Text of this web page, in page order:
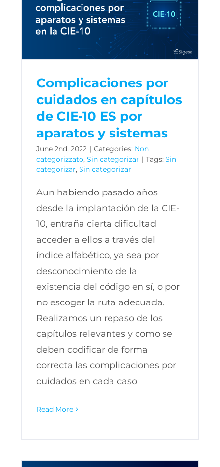
Complicaciones por
cuidados en capítulos
de CIE-10 ES por
aparatos y sistemas
June 2nd, 2022 | Categories: Non
categorizzato, Sin categorizar | Tags: Sin
categorizar, Sin categorizar
Aun habiendo pasado años
desde la implantación de la CIE-
10, entraña cierta dificultad
acceder a ellos a través del
índice alfabético, ya sea por
desconocimiento de la
existencia del código en sí, o por
no escoger la ruta adecuada.
Realizamos un repaso de los
capítulos relevantes y como se
deben codificar de forma
correcta las complicaciones por
cuidados en cada caso.
Read More